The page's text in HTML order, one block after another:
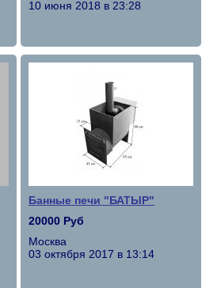
10 июня 2018 в 23:28
Банные печи "БАТЫР"
20000 Руб
Москва
03 октября 2017 в 13:14